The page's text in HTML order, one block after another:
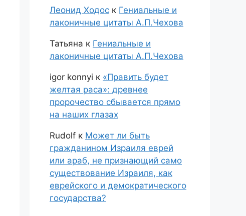
Леонид Ходос к Гениальные и
лаконичные цитаты А.П.Чехова
Татьяна к Гениальные и
лаконичные цитаты А.П.Чехова
igor konnyi к «Править будет
желтая раса»: древнее
пророчество сбывается прямо
на наших глазах
Rudolf к Может ли быть
гражданином Израиля еврей
или араб, не признающий само
существование Израиля, как
еврейского и демократического
государства?